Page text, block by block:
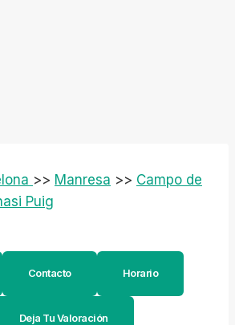
>> Manresa >> Campo de
Puig
Contacto Horario
Deja Tu Valoración